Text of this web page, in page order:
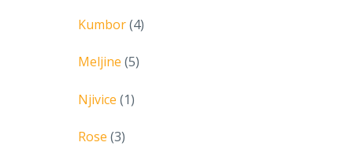
Kumbor(4)
Meljine (5)
Njivice (1)
Rose (3)